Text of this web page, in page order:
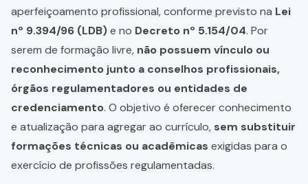
aperfeiçoamento profissional, conforme previsto na Lei
nº 9.394/96 (LDB)e no Decreto nº 5.154/04. Por
serem de formação livre, não possuem vínculo ou
reconhecimento junto a conselhos profissionais,
órgãos regulamentadores ou entidades de
credenciamento. O objetivo é oferecer conhecimento
e atualização para agregar ao currículo, sem substituir
formações técnicas ou acadêmicas exigidas para o
exercício de profissões regulamentadas.